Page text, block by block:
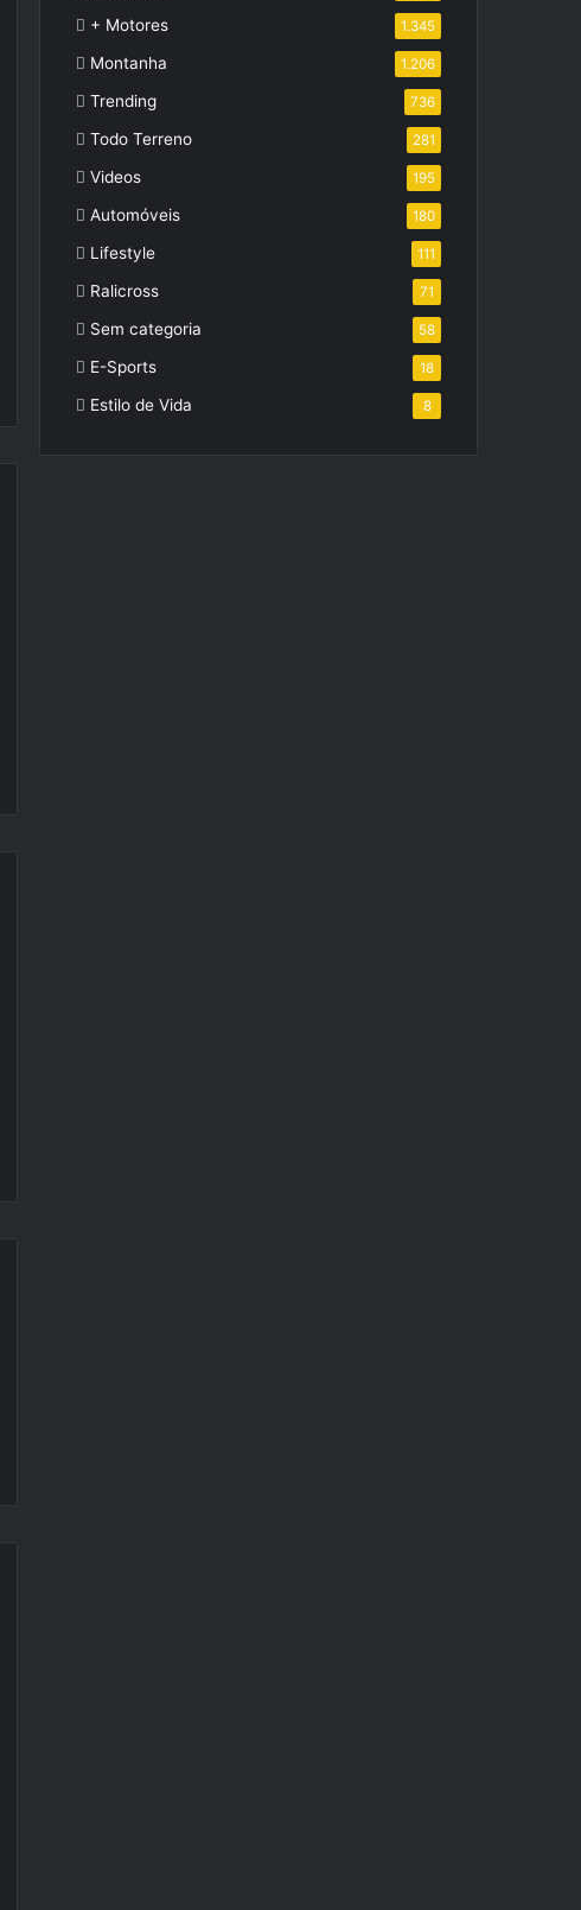
+ Motores 1.345
Montanha 1.206
Trending 736
Todo Terreno 281
Videos 195
Automóveis 180
Lifestyle 111
Ralicross 71
Sem categoria 58
E-Sports 18
Estilo de Vida 8